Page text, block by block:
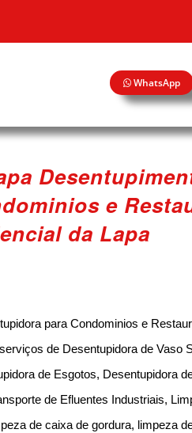
WhatsApp
e
da Lapa
para Condominios e
de Desentupidora de Vaso
de Esgotos, Desentupidora
de Efluentes Industriais,
de caixa de gordura, limpeza